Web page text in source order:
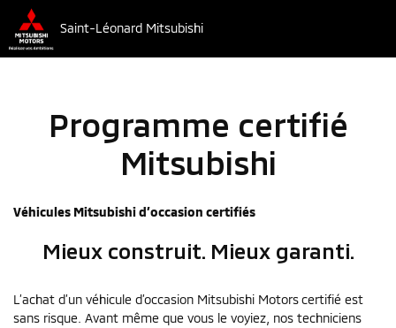
Saint-Léonard Mitsubishi
Programme certifié
Mitsubishi
Véhicules Mitsubishi d’occasion certifiés
Mieux construit. Mieux garanti.
L’achat d’un véhicule d’occasion Mitsubishi Motors certifié est
sans risque. Avant même que vous le voyiez, nos techniciens